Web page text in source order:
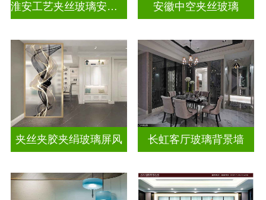
淮安工艺夹丝玻璃安装电话 安徽中空夹丝玻璃
夹丝夹胶夹绢玻璃屏风 长虹客厅玻璃背景墙